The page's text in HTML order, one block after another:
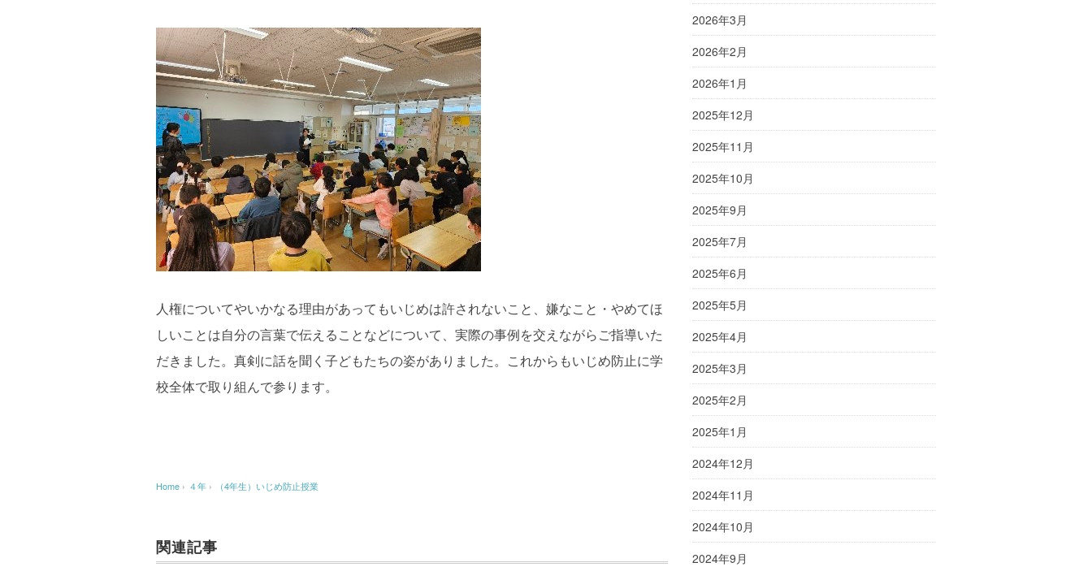
人権についてやいかなる理由があってもいじめは許されないこと、嫌なこと・やめてほ
しいことは自分の言葉で伝えることなどについて、実際の事例を交えながらご指導いた
だきました。真剣に話を聞く子どもたちの姿がありました。これからもいじめ防止に学
校全体で取り組んで参ります。
Home › ４年 › （4年生）いじめ防止授業
関連記事
2026年3月
2026年2月
2026年1月
2025年12月
2025年11月
2025年10月
2025年9月
2025年7月
2025年6月
2025年5月
2025年4月
2025年3月
2025年2月
2025年1月
2024年12月
2024年11月
2024年10月
2024年9月